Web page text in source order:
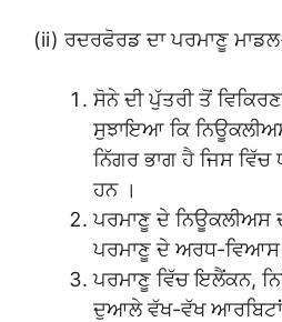
(ii) ਰਦਰਫੋਰਡ ਦਾ ਪਰਮਾਣੂ
ਸੋਨੇ ਦੀ ਪੁੱਤਰੀ ਤੋਂ
ਸੁਝਾਇਆ ਕਿ
ਨਿੱਗਰ ਭਾਗ ਹੈ ਜਿਸ
ਹਨ ।
ਪਰਮਾਣੂ ਦੇ
ਪਰਮਾਣੂ ਦੇ ਅਰਧ-ਵਿਆਸ
ਪਰਮਾਣੂ ਵਿੱਚ ਇਲੈਂਕਨ,
ਦੁਆਲੇ ਵੱਖ-ਵੱਖ ਆਰਬਿਟਾਂ